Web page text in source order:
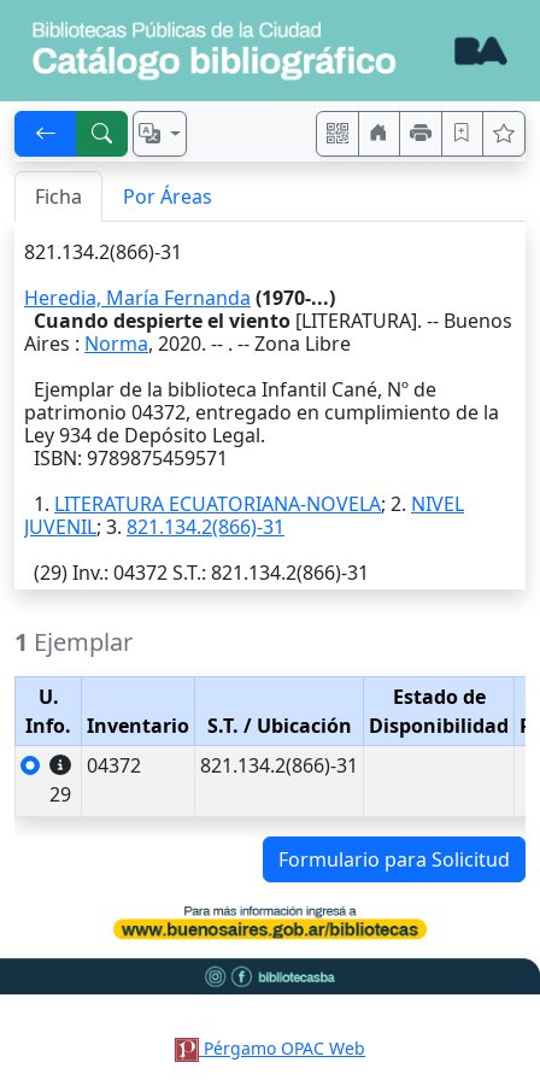
Ficha Por Áreas
821.134.2(866)-31
Heredia, María Fernanda (1970-...)
Cuando despierte el viento [LITERATURA]. -- Buenos
Aires : Norma, 2020. -- . -- Zona Libre
Ejemplar de la biblioteca Infantil Cané, Nº de
patrimonio 04372, entregado en cumplimiento de la
Ley 934 de Depósito Legal.
ISBN: 9789875459571
1. LITERATURA ECUATORIANA-NOVELA; 2. NIVEL
JUVENIL; 3. 821.134.2(866)-31
(29)Inv.: 04372S.T.: 821.134.2(866)-31
1 Ejemplar
U.
Info.
Inventario S.T. / Ubicación
Estado de
Disponibilidad
29
04372 821.134.2(866)-31
Formulario para Solicitud
Pérgamo OPAC Web